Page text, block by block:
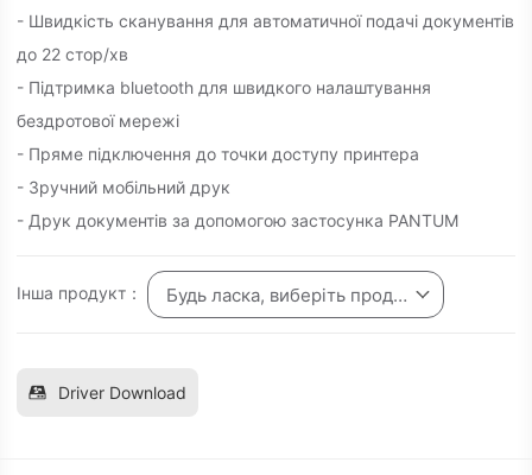
- Швидкість сканування для автоматичної подачі документів
до 22 стор/хв
- Підтримка bluetooth для швидкого налаштування
бездротової мережі
- Пряме підключення до точки доступу принтера
- Зручний мобільний друк
- Друк документів за допомогою застосунка PANTUM
Інша продукт： Будь ласка, виберіть продукт
Driver Download